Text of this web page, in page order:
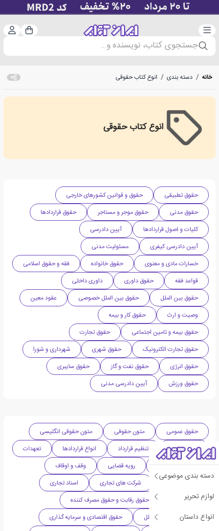
دسته‌بندی سبد
جستجوی کتاب، نویسنده و...
دسته بندی موضوعی
لوازم تحریر
انواع داستان
خانه / دسته بندی / انوع کتاب حقوقی
انوع کتاب حقوقی
Types of legal books
حقوق تطبیقی
حقوق و قوانین کشورهای خارجی
حقوق مدنی
حقوق موجر و مستاجر
حقوق قراردادها
کلیات و اصول قراردادها
آیین دادرسی
آیین دادرسی کیفری
مسئولیت مدنی
خسارات مادی و معنوی
حقوق خانواده
فقه و حقوق اسلامی
قواعد فقه
حقوق داوری
داوری داخلی
حقوق بین الملل
حقوق بین الملل خصوصی
عقود معین
وصیت و ارث
حقوق کار و بیمه
حقوق بیمه و تامین اجتماعی
حقوق تجارت
حقوق تجارت الکترونیک
حقوق شهری
شهرداری و شورا
حقوق انرژی
حقوق نفت و گاز
حقوق سایبری
حقوق ورزش
آیین دادرسی مدنی
حقوق عمومی متون حقوقی
متون حقوقی انگلیسی
حقوق اداری
تنظیم قرارداد انواع قراردادها
تعهدات
قراردادهای دولتی
رویه قضایی
وقف و اوقاف
معاملات تجاری
شرکت های تجاری
اسناد تجاری
ورشکستگی
حقوق رقابت و حقوق مصرف کننده
حقوق تجارت بین الملل
حقوق اقتصادی و سرمایه گذاری